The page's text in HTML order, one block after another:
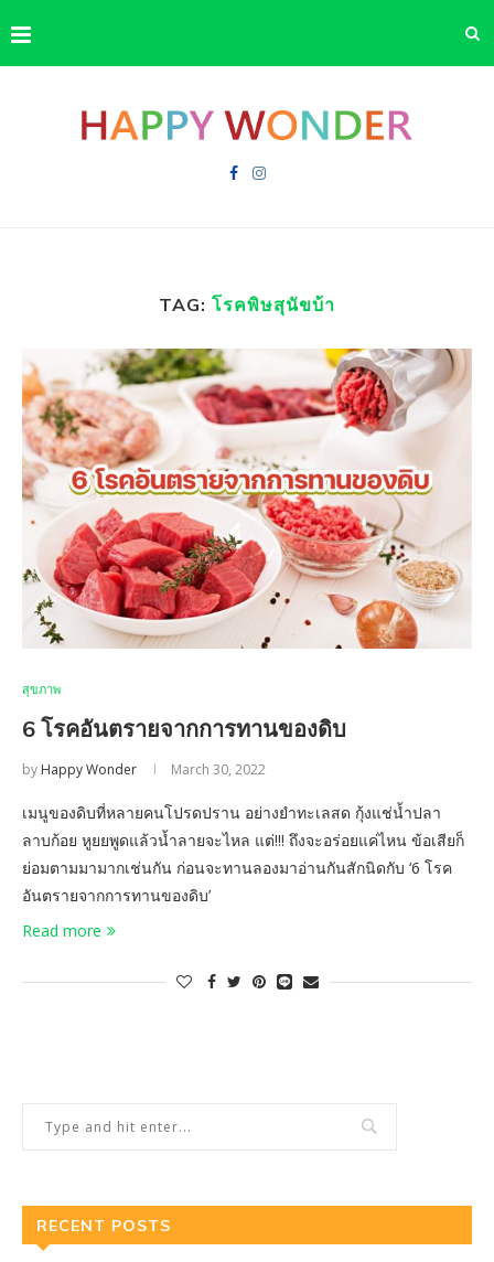
TAG: โรคพิษสุนัขบ้า
สุขภาพ
6 โรคอันตรายจากการทานของดิบ
by Happy Wonder March 30, 2022
เมนูของดิบที่หลายคนโปรดปราน อย่างยำทะเลสด กุ้งแช่น้ำปลา
ลาบก้อย หูยยพูดแล้วน้ำลายจะไหล แต่!!! ถึงจะอร่อยแค่ไหน ข้อเสียก็
ย่อมตามมามากเช่นกัน ก่อนจะทานลองมาอ่านกันสักนิดกับ ‘6 โรค
อันตรายจากการทานของดิบ’
Read more
RECENT POSTS